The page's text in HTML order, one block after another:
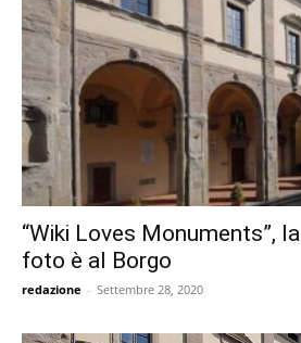
“Wiki Loves Monuments”,
foto è al Borgo
redazione - Settembre 28, 2020